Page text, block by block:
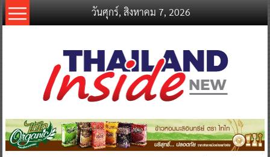
Skip
to
วันศุกร์, สิงหาคม 7, 2026
thailandinsidenew.com
Thailand